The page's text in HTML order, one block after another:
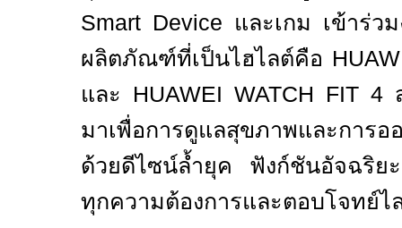
Smart Device และเกม เข้าร่ว
ผลิตภัณฑ์ที่เป็นไฮไลต์คือ
และ HUAWEI WATCH FIT 4
มาเพื่อการดูแลสุขภาพและการอ
ด้วยดีไซน์ล้ำยุค ฟังก์ชันอัจฉริย
ทุกความต้องการและตอบโจทย์